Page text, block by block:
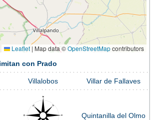
Leaflet | Map data ©OpenStreetMapcontributors
con Prado
Villalobos Villar de Fallaves
Quintanilla del Olmo